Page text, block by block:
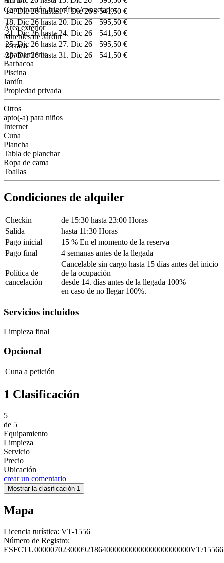
14. Dic 26 hasta 17. Dic 26
541,50 €
18. Dic 26 hasta 20. Dic 26
595,50 €
21. Dic 26 hasta 24. Dic 26
541,50 €
25. Dic 26 hasta 27. Dic 26
595,50 €
28. Dic 26 hasta 31. Dic 26
541,50 €
Combinación frigorífico/congelador
Área exterior
Muebles de Jardín
Terraza
Aparcamiento
Barbacoa
Piscina
Jardín
Propiedad privada
Otros
apto(-a) para niños
Internet
Cuna
Plancha
Tabla de planchar
Ropa de cama
Toallas
Condiciones de alquiler
Checkin
de 15:30 hasta 23:00 Horas
Salida
hasta 11:30 Horas
Pago inicial
15 % En el momento de la reserva
Pago final
4 semanas antes de la llegada
Política de
cancelación
Cancelable sin cargo hasta 15 días antes del inicio
de la ocupación
desde 14. días antes de la llegada 100%
en caso de no llegar 100%.
Servicios incluidos
Limpieza final
Opcional
Cuna a petición
1 Clasificación
5
de 5
Equipamiento
Limpieza
Servicio
Precio
Ubicación
crear un comentario
Mostrar la clasificación 1
Mapa
Licencia turística: VT-1556
Número de Registro:
ESFCTU000007023000921864000000000000000000000VT/15566